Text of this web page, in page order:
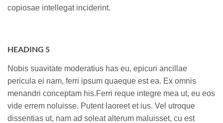
copiosae intellegat inciderint.
HEADING 5
Nobis suavitate moderatius has eu, epicuri ancillae
pericula ei nam, ferri ipsum quaeque est ea. Ex omnis
menandri conceptam his.Ferri reque integre mea ut, eu eos
vide errem noluisse. Putent laoreet et ius. Vel utroque
dissentias ut, nam ad soleat alterum maluisset, cu est